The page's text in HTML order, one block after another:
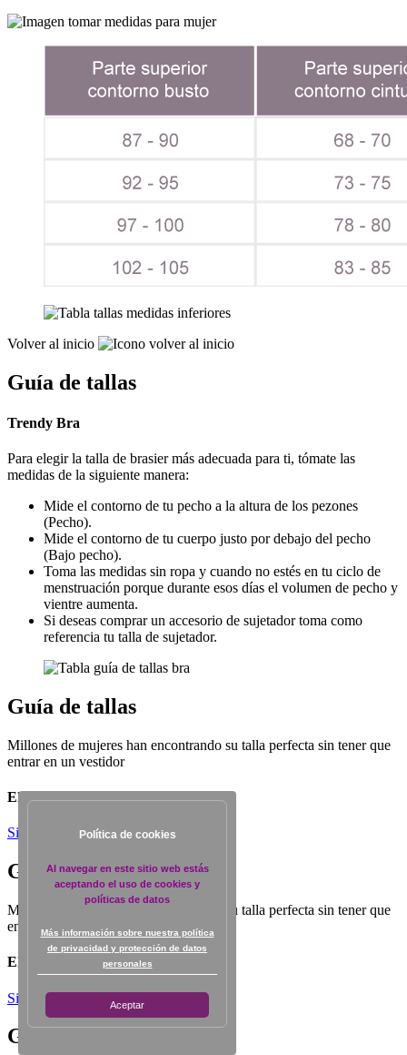
Volver al inicio
Guía de tallas
Trendy Bra
Para elegir la talla de brasier más adecuada para ti, tómate las
medidas de la siguiente manera:
Mide el contorno de tu pecho a la altura de los pezones
(Pecho).
Mide el contorno de tu cuerpo justo por debajo del pecho
(Bajo pecho).
Toma las medidas sin ropa y cuando no estés en tu ciclo de
menstruación porque durante esos días el volumen de pecho y
vientre aumenta.
Si deseas comprar un accesorio de sujetador toma como
referencia tu talla de sujetador.
Guía de tallas
Millones de mujeres han encontrando su talla perfecta sin tener que
entrar en un vestidor
Elige el tipo de prenda
Siguiente
Guía de tallas
Millones de mujeres han encontrando su talla perfecta sin tener que
entrar en un vestidor
Elige el tipo de prenda
Siguiente
Guía de tallas
Política de cookies
Al navegar en este sitio web estás
aceptando el uso de cookies y
políticas de datos
Más información sobre nuestra política
de privacidad y protección de datos
personales
Aceptar